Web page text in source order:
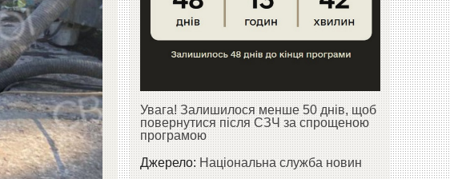
Увага! Залишилося менше 50 днів, щоб
повернутися після СЗЧ за спрощеною
програмою
Джерело:Національна служба новин